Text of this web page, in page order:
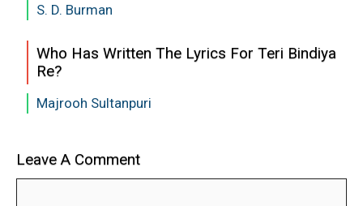
S. D. Burman
Who Has Written The Lyrics For Teri Bindiya
Re?
Majrooh Sultanpuri
Leave A Comment